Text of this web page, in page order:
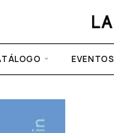
EVENTOS